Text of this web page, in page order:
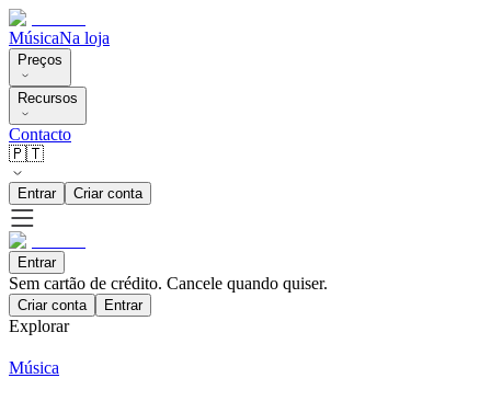
MúsicaNa loja
Preços
Recursos
Contacto
🇵🇹
Entrar Criar conta
Entrar
Sem cartão de crédito. Cancele quando quiser.
Criar conta Entrar
Explorar
Música